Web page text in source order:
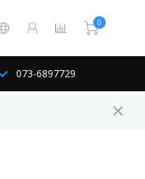
0
073-6897729